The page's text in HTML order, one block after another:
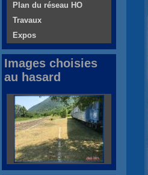
Plan du réseau HO
Travaux
Expos
Images choisies
au hasard